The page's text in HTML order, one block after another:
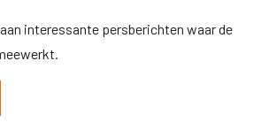
interessante persberichten waar de